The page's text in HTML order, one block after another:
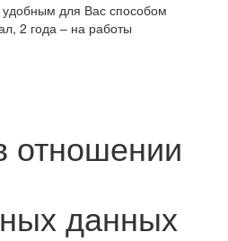
для Вас способом
2 года – на работы
отношении
данных